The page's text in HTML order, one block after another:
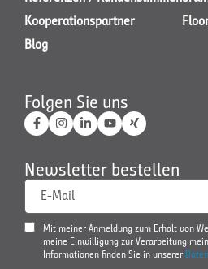
Kooperationspartner
Blog
Folgen Sie uns
Newsletter bestellen
E-Mail
Mit meiner Anmeldung zum Erhalt von
meine Einwilligung zur Verarbeitung
Informationen finden Sie in unserer